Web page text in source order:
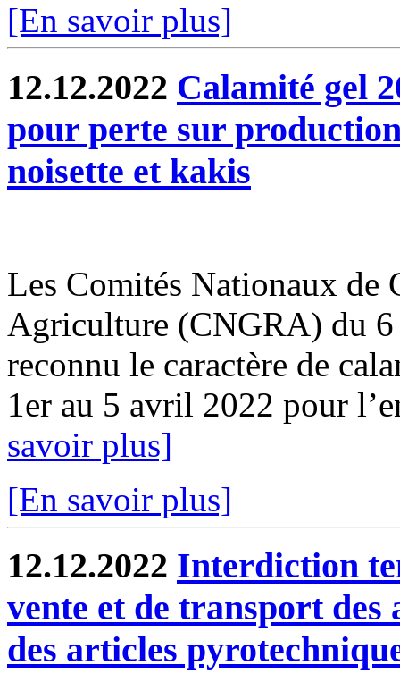
[En savoir plus]
12.12.2022 Calamité gel
pour perte sur
noisette et kakis
Les Comités Nationaux de
Agriculture (CNGRA) du
reconnu le caractère de
1er au 5 avril 2022 pour
savoir plus]
[En savoir plus]
12.12.2022 Interdiction
vente et de transport
des articles